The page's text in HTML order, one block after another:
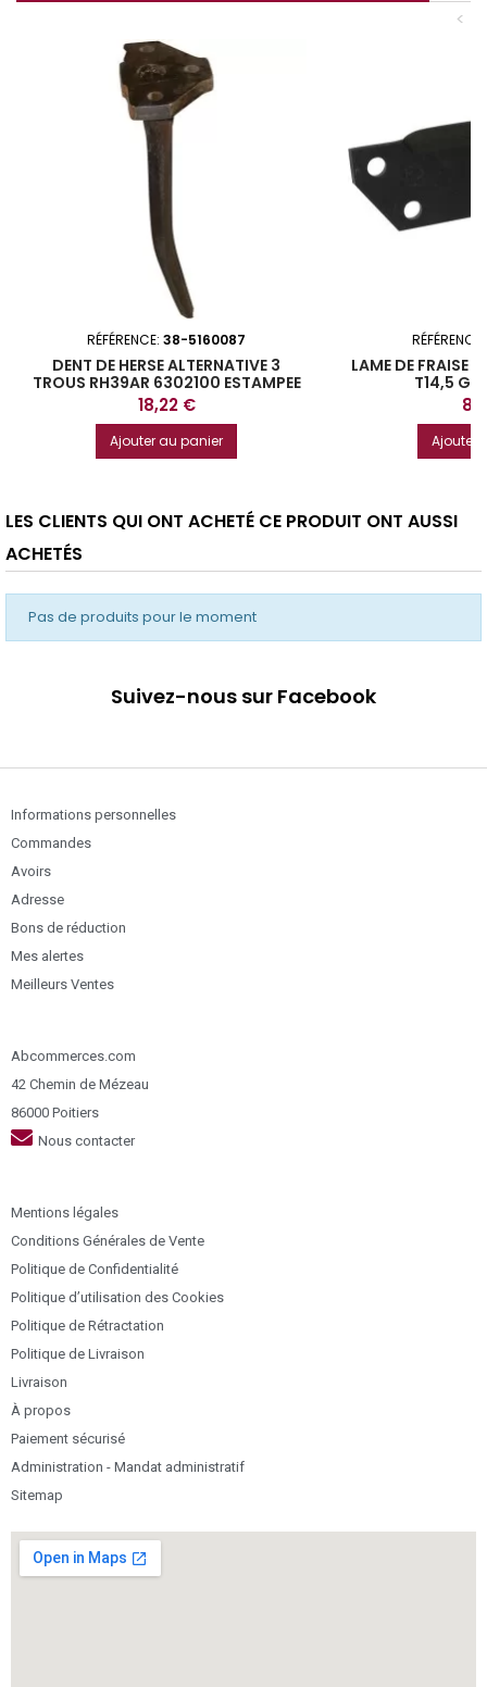
<
RÉFÉRENCE: 38-5160087
DENT DE HERSE ALTERNATIVE 3
TROUS RH39AR 6302100 ESTAMPEE
TYPE AMAZONE
Prix
18,22 €
Ajouter au panier
RÉFÉRENCE:
LAME DE FRAISE
T14,5
Prix
Ajouter
LES CLIENTS QUI ONT ACHETÉ CE PRODUIT ONT AUSSI
ACHETÉS
Pas de produits pour le moment
Suivez-nous sur Facebook
Informations personnelles
Commandes
Avoirs
Adresse
Bons de réduction
Mes alertes
Meilleurs Ventes
Abcommerces.com
42 Chemin de Mézeau
86000 Poitiers
Nous contacter
Mentions légales
Conditions Générales de Vente
Politique de Confidentialité
Politique d’utilisation des Cookies
Politique de Rétractation
Politique de Livraison
Livraison
À propos
Paiement sécurisé
Administration - Mandat administratif
Sitemap